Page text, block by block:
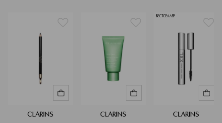
CLARINS CLARINS
БЕСТСЕЛЛЕР
CLARINS